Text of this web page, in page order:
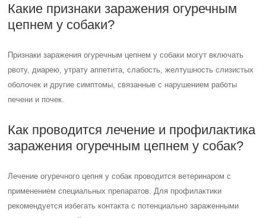
Какие признаки заражения огуречным
цепнем у собаки?
Признаки заражения огуречным цепнем у собаки могут включать
рвоту, диарею, утрату аппетита, слабость, желтушность слизистых
оболочек и другие симптомы, связанные с нарушением работы
печени и почек.
Как проводится лечение и профилактика
заражения огуречным цепнем у собак?
Лечение огуречного цепня у собак проводится ветеринаром с
применением специальных препаратов. Для профилактики
рекомендуется избегать контакта с потенциально зараженными